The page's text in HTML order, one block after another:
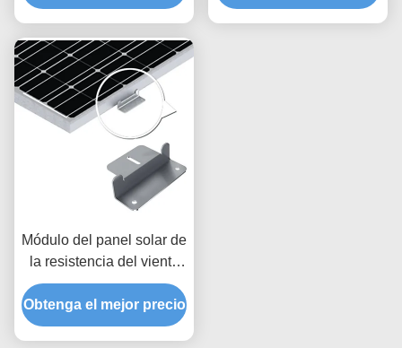
solar de las correas del
montaje del panel del
picovoltio C
del montaje del viento
Módulo del panel solar de
la resistencia del viento
que monta la consola de
montaje flexible del carril
de la energía solar de los
Obtenga el mejor precio